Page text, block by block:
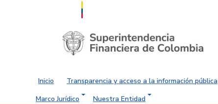
Saltar al contenido principal
Inicio Transparencia y acceso a la información pública
Marco Jurídico
Nuestra Entidad